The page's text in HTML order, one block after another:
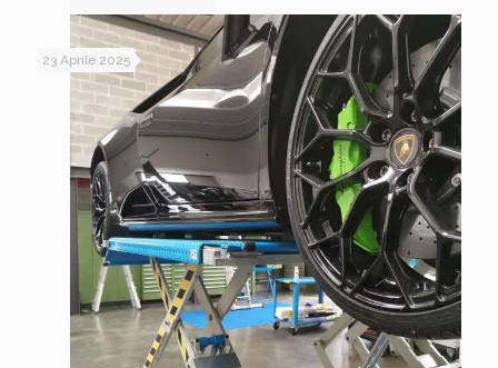
23 Aprile 2025